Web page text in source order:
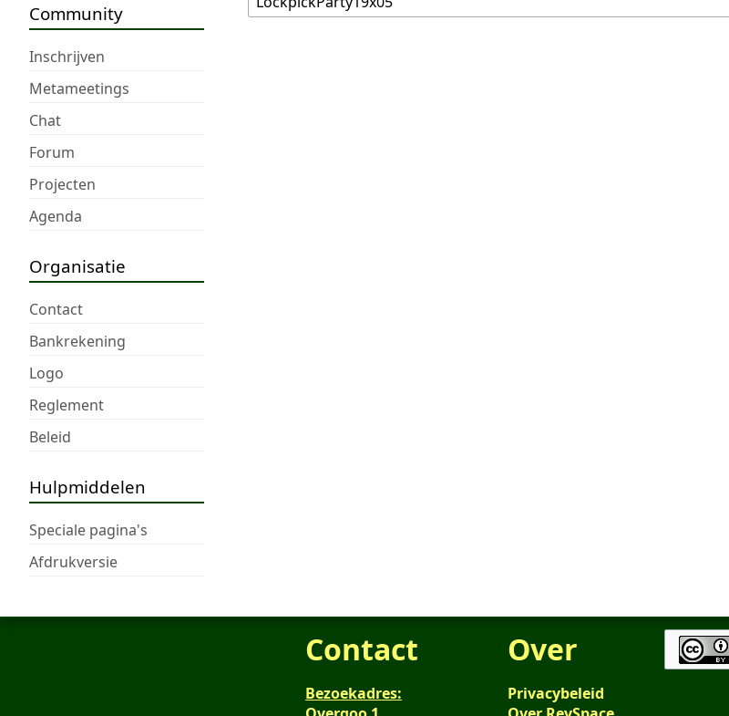
Community
Inschrijven
Metameetings
Chat
Forum
Projecten
Agenda
Organisatie
Contact
Bankrekening
Logo
Reglement
Beleid
Hulpmiddelen
Speciale pagina's
Afdrukversie
Contact
Bezoekadres:
Over
Privacybeleid